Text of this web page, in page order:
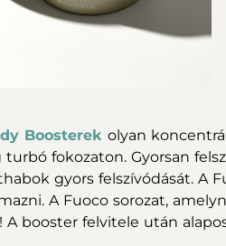
Boosterek olyan
fokozaton. Gyorsan
gyors felszívódását. A
A Fuoco sorozat,
booster felvitele után